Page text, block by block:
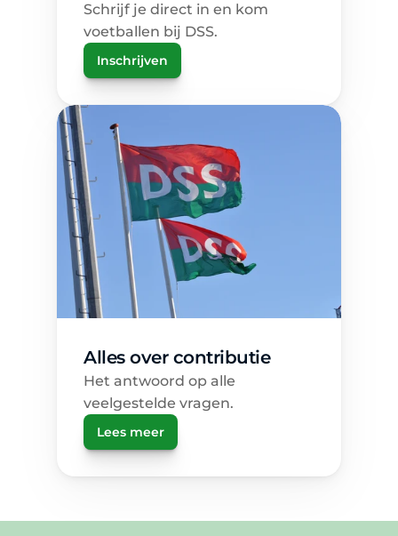
Schrijf je direct in en kom
voetballen bij DSS.
Inschrijven
Alles over contributie
Het antwoord op alle
veelgestelde vragen.
Lees meer